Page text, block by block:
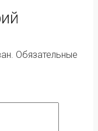
Обязательные